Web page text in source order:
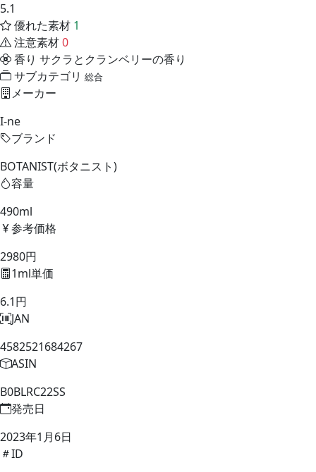
5.1
優れた素材 1
注意素材0
香り サクラとクランベリーの香り
サブカテゴリ 総合
メーカー
I-ne
ブランド
BOTANIST(ボタニスト)
容量
490ml
参考価格
2980円
1ml単価
6.1円
JAN
4582521684267
ASIN
B0BLRC22SS
発売日
2023年1月6日
ID